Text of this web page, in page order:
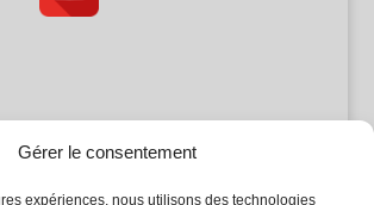
Gérer le consentement
expériences, nous utilisons des technologies